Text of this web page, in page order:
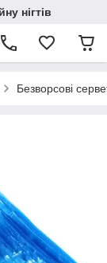
нігтів
Безворсові